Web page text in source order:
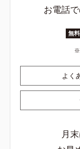
お電話
無
よく
月